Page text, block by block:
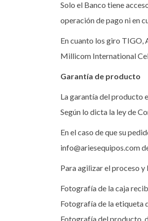
Solo el Banco tiene
operación de pago ni en
En cuanto los giro TIGO,
Millicom International
Garantía de producto
La garantía del producto
Según lo dicta la ley de
En el caso de que su
info@ariesequipos.com
Para agilizar el proceso
Fotografía de la caja
Fotografía de la etiqueta
Fotografía del producto,